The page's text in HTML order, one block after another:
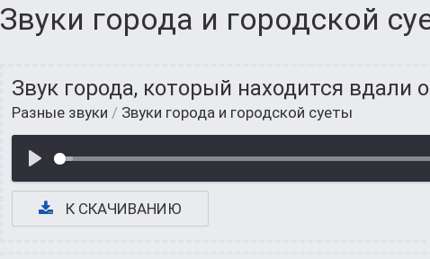
Звуки города и городской
Звук города, который находится вдали
Разные звуки / Звуки города и городской суеты
К СКАЧИВАНИЮ